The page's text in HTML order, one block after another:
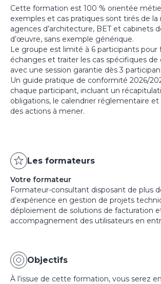
Cette formation est 100 % orientée
exemples et cas pratiques sont tirés de la
agences d’architecture, BET et cabinets
d’œuvre, sans exemple générique.
Le groupe est limité à 6 participants pour
échanges et traiter les cas spécifiques de
avec une session garantie dès 3
Un guide pratique de conformité 2026/
chaque participant, incluant un
obligations, le calendrier réglementaire
des actions à mener.
Les formateurs
Votre formateur
Formateur-consultant disposant de plus
d’expérience en gestion de projets
déploiement de solutions de facturation
accompagnement des utilisateurs en
Objectifs
À l’issue de cette formation, vous serez